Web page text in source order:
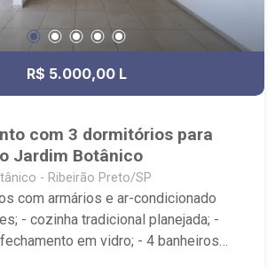
R$ 5.000,00 L
com 3 dormitórios para
Jardim Botânico
- Ribeirão Preto/SP
com armários e ar-condicionado
- cozinha tradicional planejada; -
em vidro; - 4 banheiros